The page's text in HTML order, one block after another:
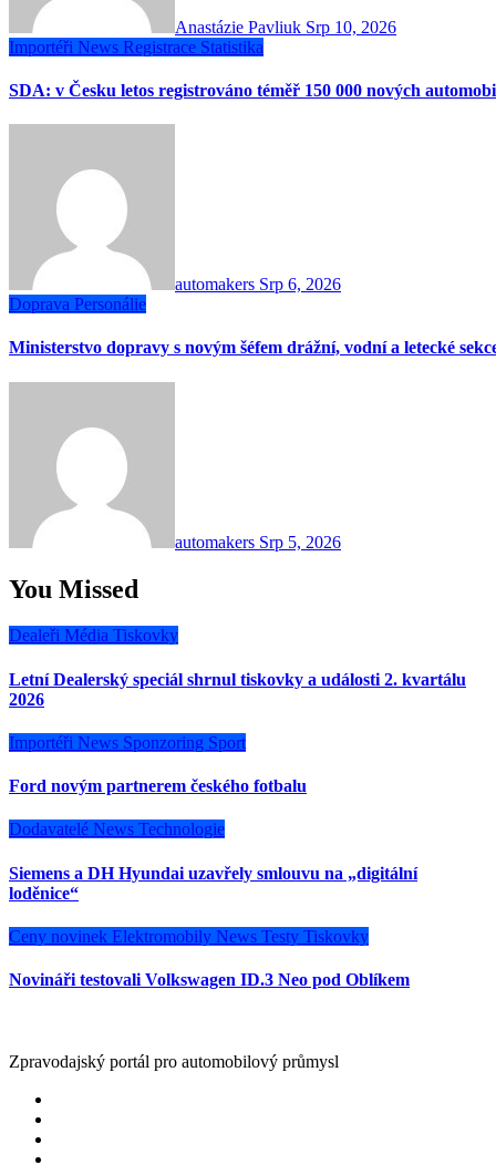
Anastázie Pavliuk Srp 10, 2026
Importéři News Registrace Statistika
SDA: v Česku letos registrováno téměř 150 000 nových
automakers Srp 6, 2026
Doprava Personálie
Ministerstvo dopravy s novým šéfem drážní, vodní a letecké
automakers Srp 5, 2026
You Missed
Dealeři Média Tiskovky
Letní Dealerský speciál shrnul tiskovky a události 2. kvartálu
2026
Importéři News Sponzoring Sport
Ford novým partnerem českého fotbalu
Dodavatelé News Technologie
Siemens a DH Hyundai uzavřely smlouvu na „digitální
loděnice“
Ceny novinek Elektromobily News Testy Tiskovky
Novináři testovali Volkswagen ID.3 Neo pod Oblíkem
Zpravodajský portál pro automobilový průmysl